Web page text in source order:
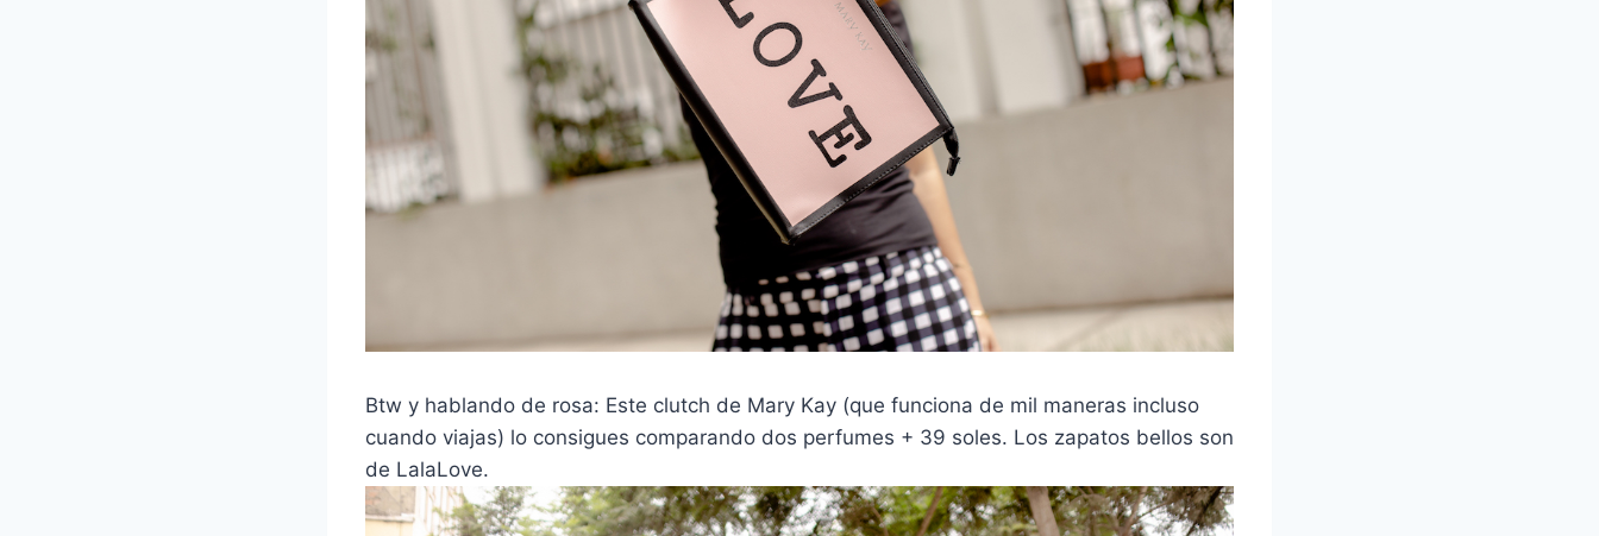
Btw y hablando de rosa: Este clutch de Mary Kay (que funciona de mil maneras incluso
cuando viajas) lo consigues comparando dos perfumes + 39 soles. Los zapatos bellos son
de LalaLove.